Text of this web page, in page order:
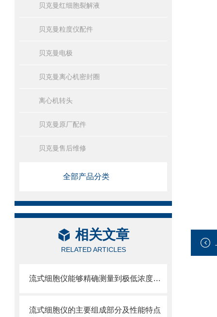
贝克曼红细胞裂解液
贝克曼粒度仪配件
贝克曼电极
贝克曼离心机密封圈
离心机转头
贝克曼原厂配件
贝克曼售后维修
全部产品分类
相关文章
RELATED ARTICLES
流式细胞仪能够精确测量到极低浓度的标记物
流式细胞仪的主要组成部分及性能特点